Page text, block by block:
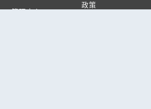
管理中心
政策